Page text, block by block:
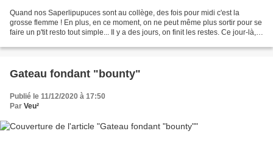
Quand nos Saperlipupuces sont au collège, des fois pour midi c'est la
grosse flemme ! En plus, en ce moment, on ne peut même plus sortir pour se
faire un p'tit resto tout simple... Il y a des jours, on finit les restes. Ce jour-là,
Gateau fondant "bounty"
Publié le 11/12/2020 à 17:50
Par Veu²